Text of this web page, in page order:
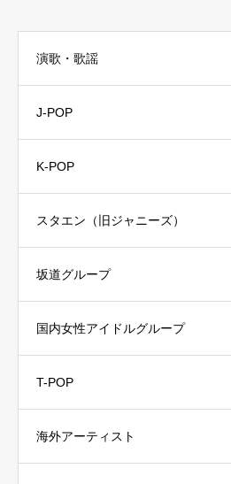
演歌・歌謡
J-POP
K-POP
スタエン（旧ジャニーズ）
坂道グループ
国内女性アイドルグループ
T-POP
海外アーティスト